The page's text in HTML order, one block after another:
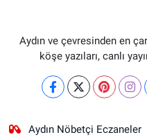
Aydın ve çevresinden en
köşe yazıları, canlı
Aydın Nöbetçi Eczaneler